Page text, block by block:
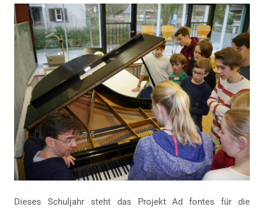
Dieses Schuljahr steht das Projekt Ad fontes für die